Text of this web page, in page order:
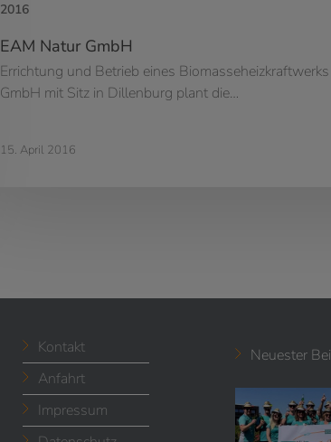
2016
EAM Natur GmbH
Errichtung und Betrieb eines
GmbH mit Sitz in Dillenburg plant die…
15. April 2016
Kontakt
Anfahrt
Impressum
Neuester